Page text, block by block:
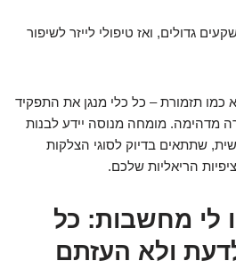
גדולים, ואז טיפולי לייזר לשיפור
כמו תזמורת – כל כלי מנגן את התפקיד
מדהימה. מומחה מנוסה יידע לבנות
שתתאים בדיוק לסוגי הצלקות
הריאליות שלכם.
לי מחשבות: כל
ולא העזתם